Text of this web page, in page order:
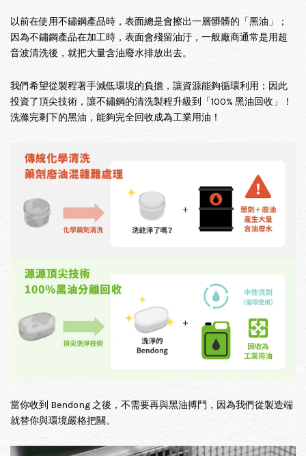
以前在使用不鏽鋼產品時，表面總是會擦出一層髒髒的「黑油」；
因為不鏽鋼產品在加工時，表面會殘留油汙，一般廠商通常是用超
音波清洗後，就把大量含油廢水排放出去。
我們希望從製程著手減低環境的負擔，讓資源能夠循環利用；因此
投資了頂尖技術，讓不鏽鋼的清洗製程升級到「100% 黑油回收」！
洗滌完剩下的黑油，能夠完全回收成為工業用油！
當你收到 Bendong 之後，不需要再與黑油搏鬥，因為我們從製造端
就替你與環境嚴格把關。